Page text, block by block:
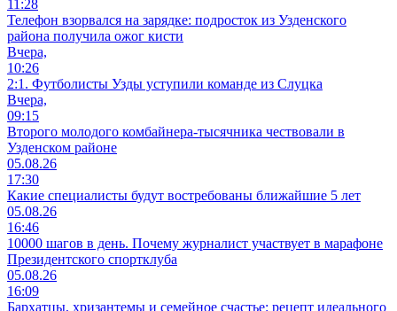
11:28
Телефон взорвался на зарядке: подросток из Узденского
района получила ожог кисти
Вчера,
10:26
2:1. Футболисты Узды уступили команде из Слуцка
Вчера,
09:15
Второго молодого комбайнера-тысячника чествовали в
Узденском районе
05.08.26
17:30
Какие специалисты будут востребованы ближайшие 5 лет
05.08.26
16:46
10000 шагов в день. Почему журналист участвует в марафоне
Президентского спортклуба
05.08.26
16:09
Бархатцы, хризантемы и семейное счастье: рецепт идеального